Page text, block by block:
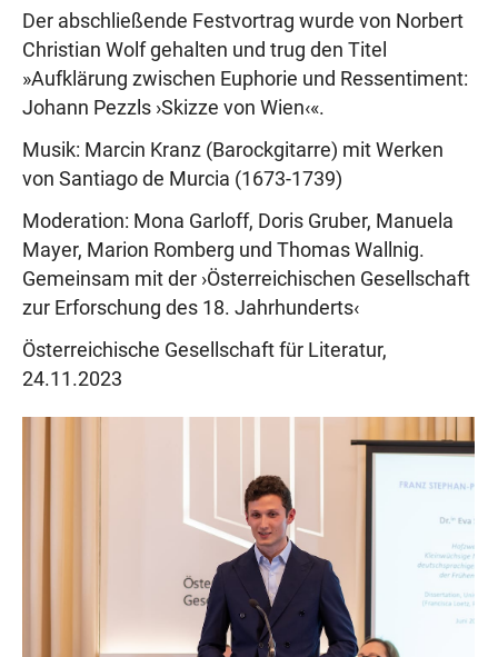
Der abschließende Festvortrag wurde von Norbert
Christian Wolf gehalten und trug den Titel
»Aufklärung zwischen Euphorie und Ressentiment:
Johann Pezzls ›Skizze von Wien‹«.
Musik: Marcin Kranz (Barockgitarre) mit Werken
von Santiago de Murcia (1673-1739)
Moderation: Mona Garloff, Doris Gruber, Manuela
Mayer, Marion Romberg und Thomas Wallnig.
Gemeinsam mit der ›Österreichischen Gesellschaft
zur Erforschung des 18. Jahrhunderts‹
Österreichische Gesellschaft für Literatur,
24.11.2023